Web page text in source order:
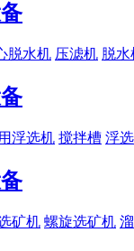
脱水机 压滤机 脱水
浮选机 搅拌槽 浮
矿机 螺旋选矿机